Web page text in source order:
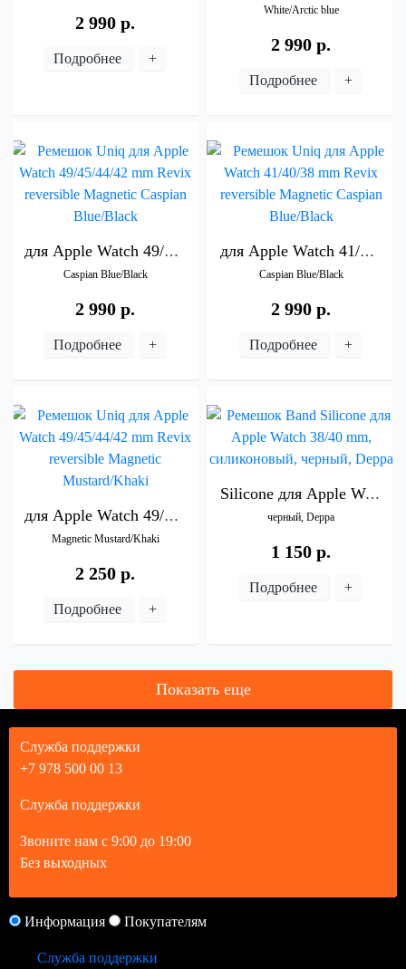
2 990 р.
Подробнее +
White/Arctic blue
2 990 р.
Подробнее +
для Apple Watch 49/45/44/42 mmRevixreversible
Caspian Blue/Black
2 990 р.
Подробнее +
для Apple Watch 41/40/38
Caspian Blue/Black
2 990 р.
Подробнее +
для Apple Watch 49/45/44/42 Revixreversible
Magnetic Mustard/Khaki
2 250 р.
Подробнее +
Silicone для Apple Watch
черный, Deppa
1 150 р.
Подробнее +
Служба поддержки
+7 978 500 00 13
Служба поддержки
Звоните нам с 9:00 до 19:00
Без выходных
Информация Покупателям
Служба поддержки